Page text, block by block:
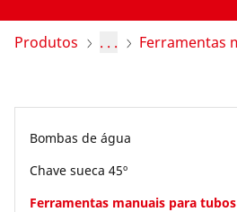
Pesquisa de revendedores
Empresa e carreira
Produtos . . . Ferramentas
Bombas de água
Chave sueca 45º
Ferramentas manuais para tubos